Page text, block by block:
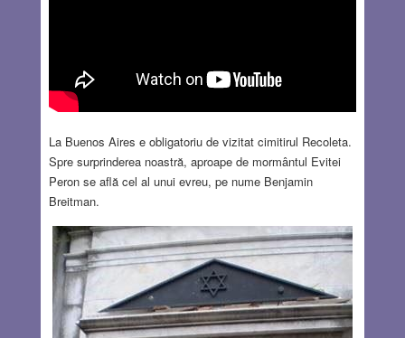
La Buenos Aires e obligatoriu de vizitat cimitirul Recoleta.
Spre surprinderea noastră, aproape de mormântul Evitei
Peron se află cel al unui evreu, pe nume Benjamin
Breitman.